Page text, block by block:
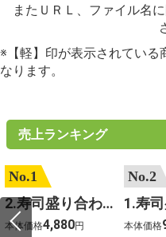
울산 노
またＵＲＬ、ファイル名
※【軽】印が表示されている
なります。
売上ランキング
No.1
2.寿司盛り合わせ 鳳凰～ほうおう～
本体価格4,880円
No.2
本体価格